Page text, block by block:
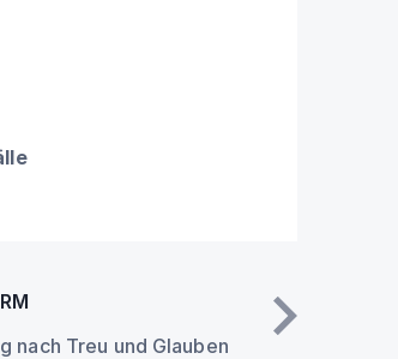
nach Treu und Glauben